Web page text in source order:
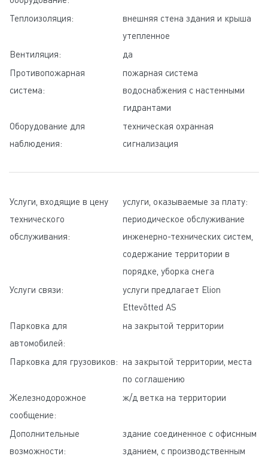
Теплоизоляция:
внешняя стена здания и крыша
утепленное
Вентиляция:
да
Противопожарная
система:
пожарная система
водоснабжения с настенными
гидрантами
Оборудование для
наблюдения:
техническая охранная
сигнализация
Услуги, входящие в цену
технического
обслуживания:
услуги, оказываемые за плату:
периодическое обслуживание
инженерно-технических систем,
содержание территории в
порядке, уборка снега
Услуги связи:
услуги предлагает Elion
Ettevõtted AS
Парковка для
автомобилей:
на закрытой территории
Парковка для грузовиков: на закрытой территории, места
по соглашению
Железнодорожное
сообщение:
ж/д ветка на территории
Дополнительные
возможности:
здание соединенное с офиснным
зданием, с производственным